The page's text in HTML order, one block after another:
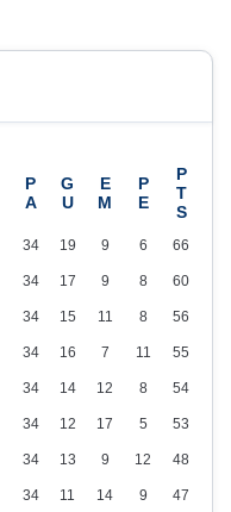
34 19 9 6 66
34 17 9 8 60
34 15 11 8 56
34 16 7 11 55
34 14 12 8 54
34 12 17 5 53
34 13 9 12 48
34 11 14 9 47